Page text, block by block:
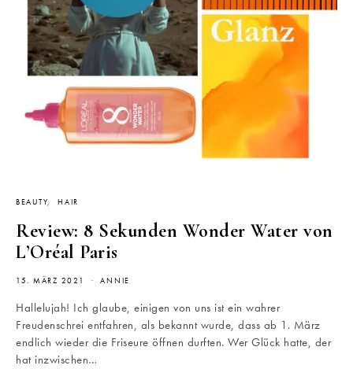
BEAUTY HAIR
Review: 8 Sekunden Wonder Water von
L’Oréal Paris
15. MÄRZ 2021 ANNIE
Hallelujah! Ich glaube, einigen von uns ist ein wahrer
Freudenschrei entfahren, als bekannt wurde, dass ab 1. März
endlich wieder die Friseure öffnen durften. Wer Glück hatte, der
hat inzwischen…